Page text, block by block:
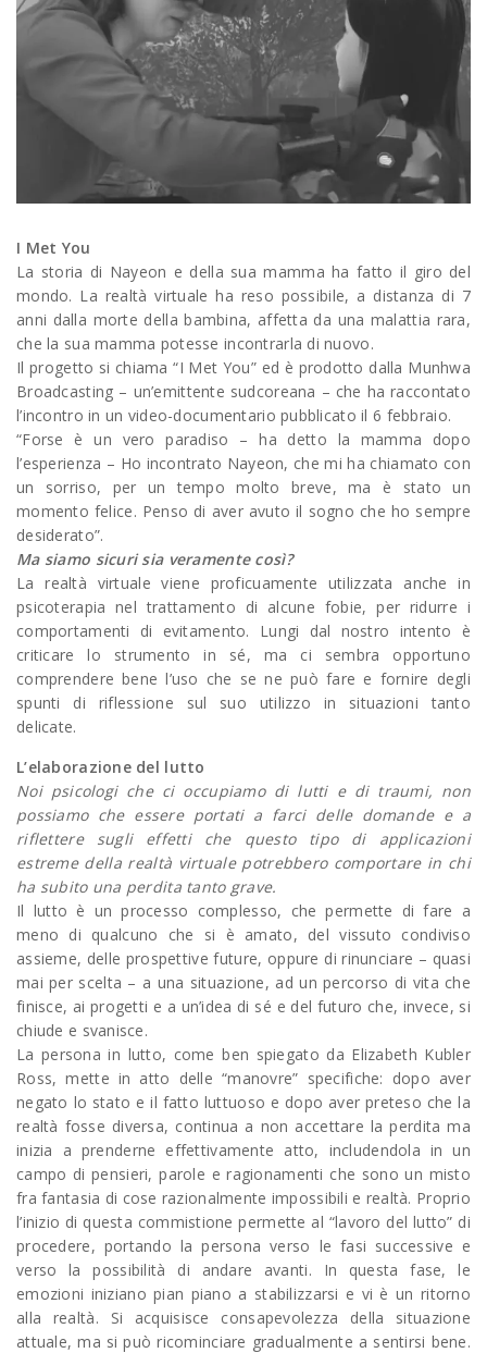
I Met You
La storia di Nayeon e della sua mamma ha fatto il giro del
mondo. La realtà virtuale ha reso possibile, a distanza di 7
anni dalla morte della bambina, affetta da una malattia rara,
che la sua mamma potesse incontrarla di nuovo.
Il progetto si chiama “I Met You” ed è prodotto dalla Munhwa
Broadcasting – un’emittente sudcoreana – che ha raccontato
l’incontro in un video-documentario pubblicato il 6 febbraio.
“Forse è un vero paradiso – ha detto la mamma dopo
l’esperienza – Ho incontrato Nayeon, che mi ha chiamato con
un sorriso, per un tempo molto breve, ma è stato un
momento felice. Penso di aver avuto il sogno che ho sempre
desiderato”.
Ma siamo sicuri sia veramente così?
La realtà virtuale viene proficuamente utilizzata anche in
psicoterapia nel trattamento di alcune fobie, per ridurre i
comportamenti di evitamento. Lungi dal nostro intento è
criticare lo strumento in sé, ma ci sembra opportuno
comprendere bene l’uso che se ne può fare e fornire degli
spunti di riflessione sul suo utilizzo in situazioni tanto
delicate.
L’elaborazione del lutto
Noi psicologi che ci occupiamo di lutti e di traumi, non
possiamo che essere portati a farci delle domande e a
riflettere sugli effetti che questo tipo di applicazioni
estreme della realtà virtuale potrebbero comportare in chi
ha subito una perdita tanto grave.
Il lutto è un processo complesso, che permette di fare a
meno di qualcuno che si è amato, del vissuto condiviso
assieme, delle prospettive future, oppure di rinunciare – quasi
mai per scelta – a una situazione, ad un percorso di vita che
finisce, ai progetti e a un’idea di sé e del futuro che, invece, si
chiude e svanisce.
La persona in lutto, come ben spiegato da Elizabeth Kubler
Ross, mette in atto delle “manovre” specifiche: dopo aver
negato lo stato e il fatto luttuoso e dopo aver preteso che la
realtà fosse diversa, continua a non accettare la perdita ma
inizia a prenderne effettivamente atto, includendola in un
campo di pensieri, parole e ragionamenti che sono un misto
fra fantasia di cose razionalmente impossibili e realtà. Proprio
l’inizio di questa commistione permette al “lavoro del lutto” di
procedere, portando la persona verso le fasi successive e
verso la possibilità di andare avanti. In questa fase, le
emozioni iniziano pian piano a stabilizzarsi e vi è un ritorno
alla realtà. Si acquisisce consapevolezza della situazione
attuale, ma si può ricominciare gradualmente a sentirsi bene.